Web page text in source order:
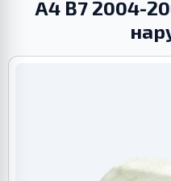
A4 B7 2004-